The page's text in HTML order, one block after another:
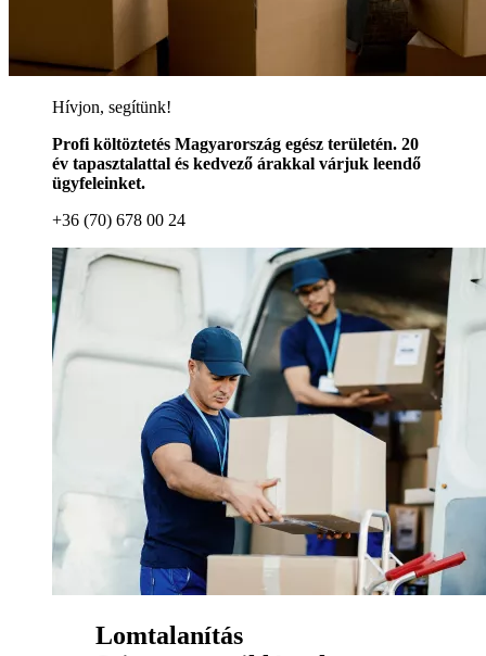
Hívjon, segítünk!
Profi költöztetés Magyarország egész területén. 20
év tapasztalattal és kedvező árakkal várjuk leendő
ügyfeleinket.
+36 (70) 678 00 24
Lomtalanítás